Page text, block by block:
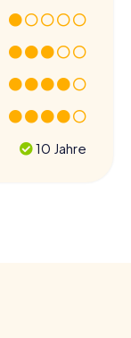
10 Jahre